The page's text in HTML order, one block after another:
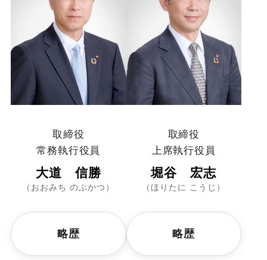
取締役
常務執行役員
大道 信勝
（おおみち のぶかつ）
略歴
取締役
上席執行役員
堀谷 宏志
（ほりたに こうじ）
略歴